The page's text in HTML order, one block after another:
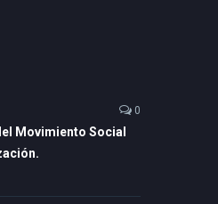
0
Movimiento Social